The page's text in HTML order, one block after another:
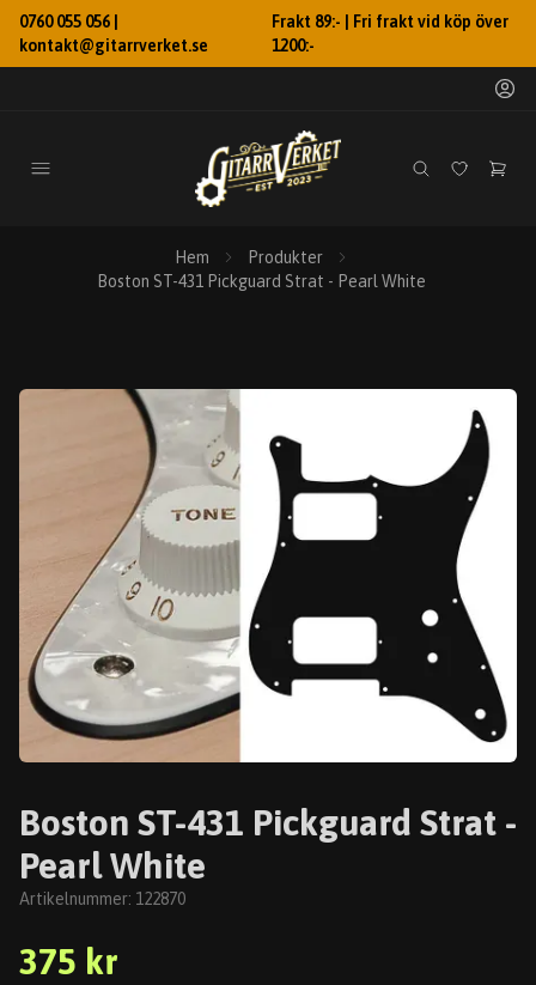
0760 055 056 |
kontakt@gitarrverket.se
Frakt 89:- | Fri frakt vid köp över
1200:-
Hem
Produkter
Boston ST-431 Pickguard Strat - Pearl White
Boston ST-431 Pickguard Strat -
Pearl White
Artikelnummer: 122870
375 kr